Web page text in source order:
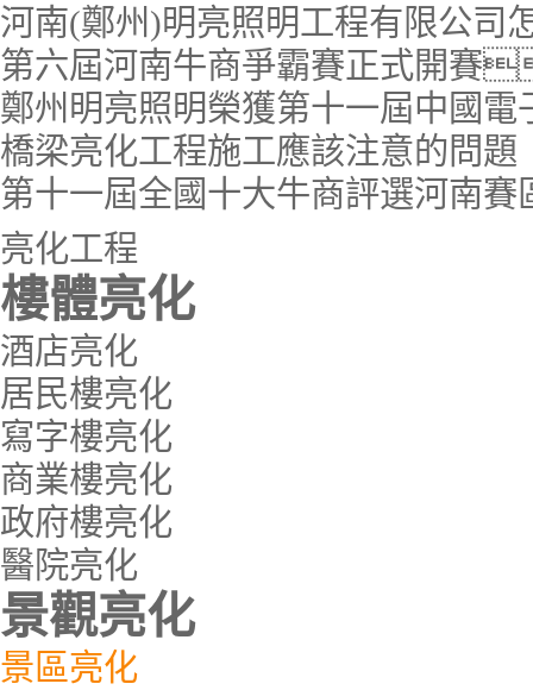
河南(鄭州)明亮照明工程有限公
第六屆河南牛商爭霸賽正式開
鄭州明亮照明榮獲第十一屆中國
橋梁亮化工程施工應該注意的問題
第十一屆全國十大牛商評選河南賽
亮化工程
樓體亮化
酒店亮化
居民樓亮化
寫字樓亮化
商業樓亮化
政府樓亮化
醫院亮化
景觀亮化
景區亮化